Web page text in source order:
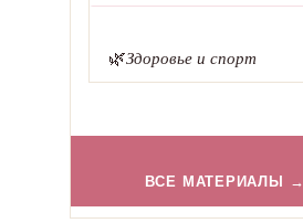
🌿Здоровье и спорт
ВСЕ МАТЕРИАЛЫ →